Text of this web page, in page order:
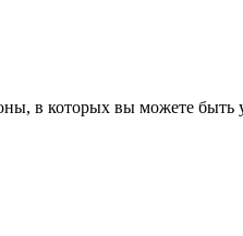
в которых вы можете быть